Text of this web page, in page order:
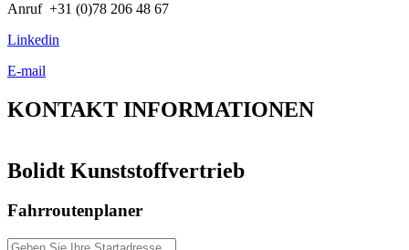
Anruf +31 (0)78 206 48 67
Linkedin
E-mail
KONTAKT INFORMATIONEN
Bolidt Kunststoffvertrieb
Fahrroutenplaner